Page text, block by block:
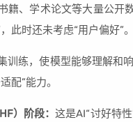
籍、学术论文等大量公开
此时还未考虑“用户偏好”。
训练，使模型能够理解和
配”能力。
）阶段：这是AI“讨好特